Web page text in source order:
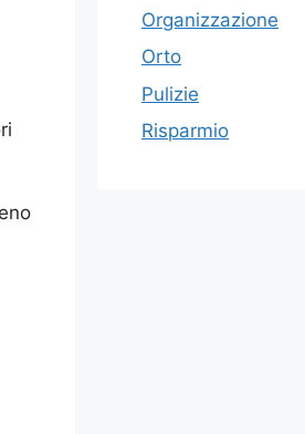
Organizzazione
Orto
Pulizie
Risparmio